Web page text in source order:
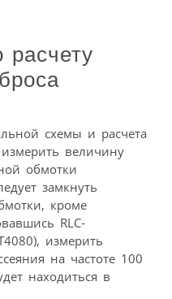
расчету
схемы и расчета
величину
обмотки
замкнуть
кроме
RLC-
измерить
на частоте 100
находиться в